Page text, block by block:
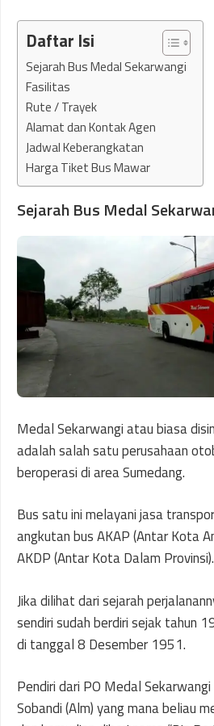
Daftar Isi
Sejarah Bus Medal Sekarwangi
Fasilitas
Rute / Trayek
Alamat dan Kontak Agen
Jadwal Keberangkatan
Harga Tiket Bus Mawar
Sejarah Bus Medal
Medal Sekarwangi atau biasa
adalah salah satu perusahaan
beroperasi di area Sumedang.
Bus satu ini melayani jasa
angkutan bus AKAP (Antar Kota
AKDP (Antar Kota Dalam Provinsi).
Jika dilihat dari sejarah
sendiri sudah berdiri sejak tahun
di tanggal 8 Desember 1951.
Pendiri dari PO Medal
Sobandi (Alm) yang mana beliau